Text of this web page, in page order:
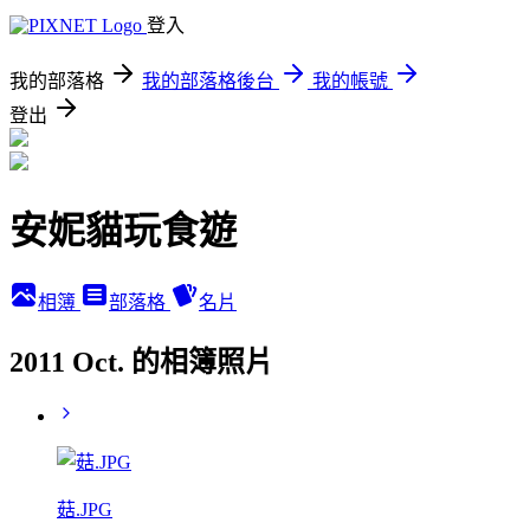
登入
我的部落格 我的部落格後台
我的帳號
登出
安妮貓玩食遊
相簿 部落格 名片
2011 Oct. 的相簿照片
菇.JPG